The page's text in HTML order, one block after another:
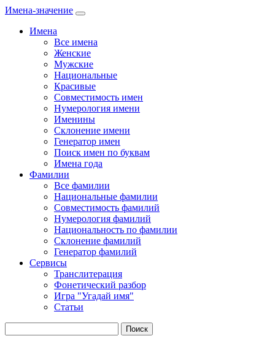
Имена-значение
Имена
Все имена
Женские
Мужские
Национальные
Красивые
Совместимость имен
Нумерология имени
Именины
Склонение имени
Генератор имен
Поиск имен по буквам
Имена года
Фамилии
Все фамилии
Национальные фамилии
Совместимость фамилий
Нумерология фамилий
Национальность по фамилии
Склонение фамилий
Генератор фамилий
Сервисы
Транслитерация
Фонетический разбор
Игра "Угадай имя"
Статьи
Поиск